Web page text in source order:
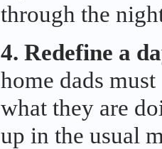
through the
4. Redefine a
home dads
what they are
up in the usual